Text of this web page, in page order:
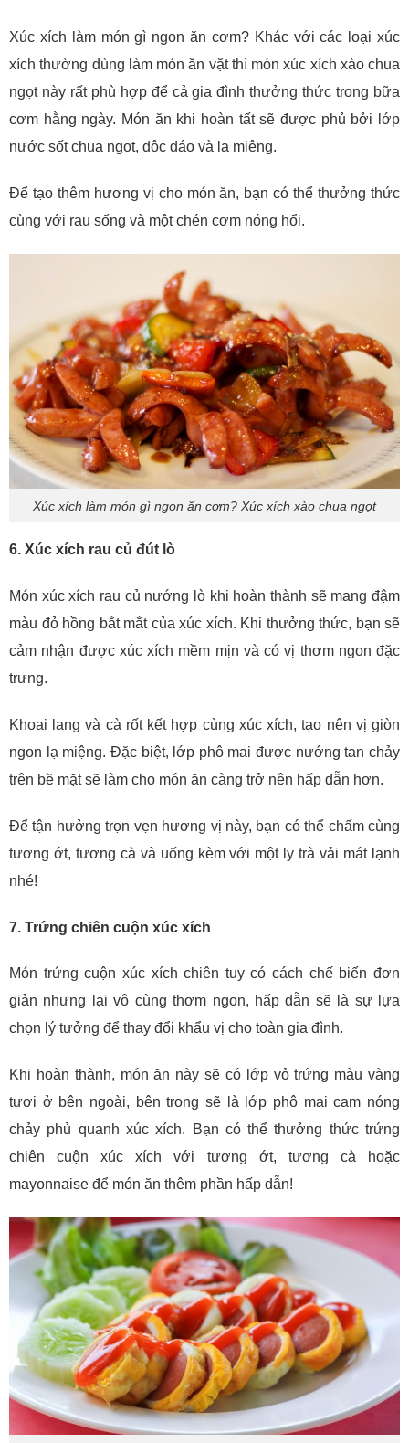
Xúc xích làm món gì ngon ăn cơm? Khác với các loại xúc
xích thường dùng làm món ăn vặt thì món xúc xích xào chua
ngọt này rất phù hợp để cả gia đình thưởng thức trong bữa
cơm hằng ngày. Món ăn khi hoàn tất sẽ được phủ bởi lớp
nước sốt chua ngọt, độc đáo và lạ miệng.
Để tạo thêm hương vị cho món ăn, bạn có thể thưởng thức
cùng với rau sống và một chén cơm nóng hổi.
Xúc xích làm món gì ngon ăn cơm? Xúc xích xào chua ngọt
6. Xúc xích rau củ đút lò
Món xúc xích rau củ nướng lò khi hoàn thành sẽ mang đậm
màu đỏ hồng bắt mắt của xúc xích. Khi thưởng thức, bạn sẽ
cảm nhận được xúc xích mềm mịn và có vị thơm ngon đặc
trưng.
Khoai lang và cà rốt kết hợp cùng xúc xích, tạo nên vị giòn
ngon lạ miệng. Đặc biệt, lớp phô mai được nướng tan chảy
trên bề mặt sẽ làm cho món ăn càng trở nên hấp dẫn hơn.
Để tận hưởng trọn vẹn hương vị này, bạn có thể chấm cùng
tương ớt, tương cà và uống kèm với một ly trà vải mát lạnh
nhé!
7. Trứng chiên cuộn xúc xích
Món trứng cuộn xúc xích chiên tuy có cách chế biến đơn
giản nhưng lại vô cùng thơm ngon, hấp dẫn sẽ là sự lựa
chọn lý tưởng để thay đổi khẩu vị cho toàn gia đình.
Khi hoàn thành, món ăn này sẽ có lớp vỏ trứng màu vàng
tươi ở bên ngoài, bên trong sẽ là lớp phô mai cam nóng
chảy phủ quanh xúc xích. Bạn có thể thưởng thức trứng
chiên cuộn xúc xích với tương ớt, tương cà hoặc
mayonnaise để món ăn thêm phần hấp dẫn!